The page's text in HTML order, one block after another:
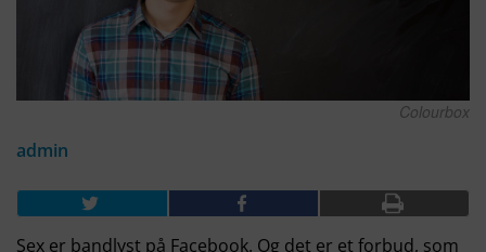
Colourbox
admin
Sex er bandlyst på Facebook. Og det er et forbud, som